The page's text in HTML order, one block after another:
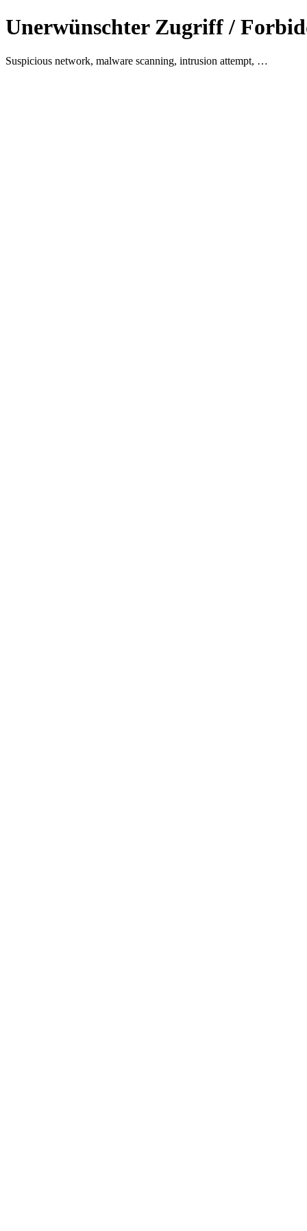
Unerwünschter Zugriff /
Suspicious network, malware scanning, intrusion attempt, …